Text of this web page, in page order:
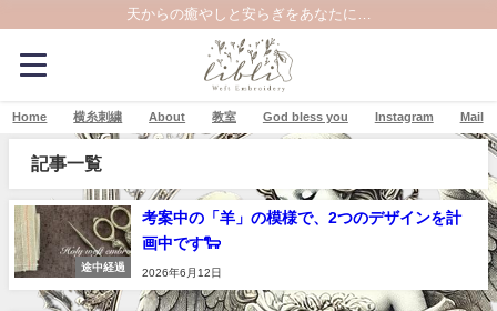
天からの癒やしと安らぎをあなたに…
Home 横糸刺繍 About 教室 God bless you Instagram Mail
記事一覧
途中経過
考案中の「羊」の模様で、2つのデザインを計
画中です🐑
2026年6月12日